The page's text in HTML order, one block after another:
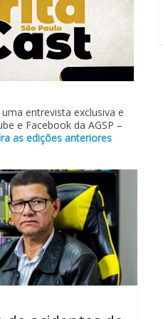
entrevista exclusiva e
e Facebook da AGSP –
as edições anteriores